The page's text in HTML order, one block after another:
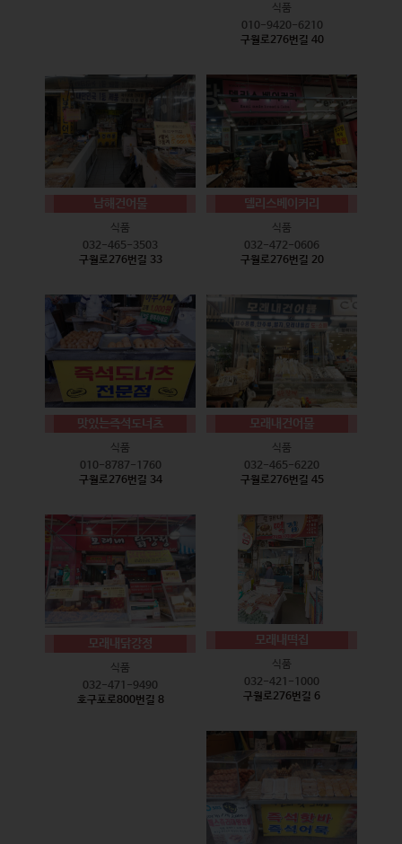
식품
010-9420-6210
구월로276번길 40
남해건어물
식품
032-465-3503
구월로276번길 33
델리스베이커리
식품
032-472-0606
구월로276번길 20
맛있는즉석도너츠
식품
010-8787-1760
구월로276번길 34
모래내건어물
식품
032-465-6220
구월로276번길 45
모래내닭강정
식품
032-471-9490
호구포로800번길 8
모래내떡집
식품
032-421-1000
구월로276번길 6